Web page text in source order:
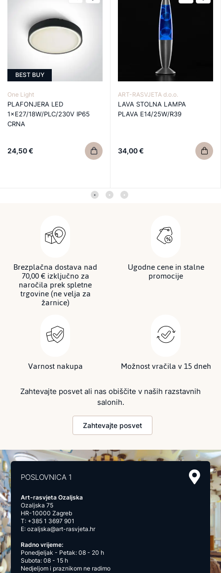
BEST BUY
One Light
PLAFONJERA LED
1×E27/18W/PLC/230V IP65
CRNA
24,50 €
ART-RASVJETA d.o.o.
LAVA STOLNA LAMPA
PLAVA E14/25W/R39
34,00 €
Brezplačna dostava nad
70,00 € izključno za
naročila prek spletne
trgovine (ne velja za
žarnice)
Ugodne cene in stalne
promocije
Varnost nakupa Možnost vračila v 15 dneh
Zahtevajte posvet ali nas obiščite v naših razstavnih
salonih.
Zahtevajte posvet
POSLOVNICA 1
Art-rasvjeta Ozaljska
Ozaljska 75
HR-10000 Zagreb
T: +385 1 3697 901
E:ozaljska@art-rasvjeta.hr
Radno vrijeme:
Ponedjeljak - Petak: 08 - 20 h
Subota: 08 - 15 h
Nedjeljom i praznikom ne radimo